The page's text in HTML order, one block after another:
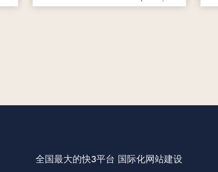
全国最大的快3平台 国际化网站建设